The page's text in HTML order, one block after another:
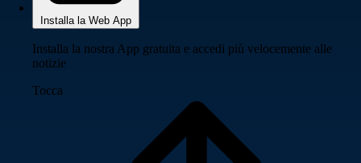
Installa la Web App
Installa la nostra App gratuita e accedi più velocemente alle
notizie
Tocca